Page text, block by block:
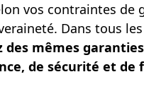
vos contraintes de
Dans tous
des mêmes
de sécurité et de